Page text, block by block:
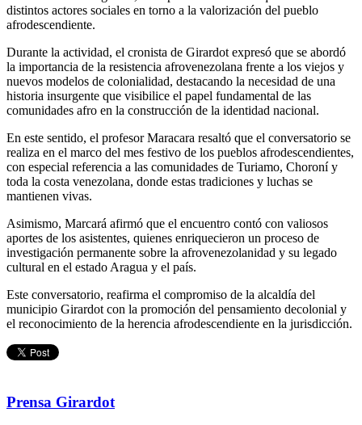
distintos actores sociales en torno a la valorización del pueblo
afrodescendiente.
Durante la actividad, el cronista de Girardot expresó que se abordó
la importancia de la resistencia afrovenezolana frente a los viejos y
nuevos modelos de colonialidad, destacando la necesidad de una
historia insurgente que visibilice el papel fundamental de las
comunidades afro en la construcción de la identidad nacional.
En este sentido, el profesor Maracara resaltó que el conversatorio se
realiza en el marco del mes festivo de los pueblos afrodescendientes,
con especial referencia a las comunidades de Turiamo, Choroní y
toda la costa venezolana, donde estas tradiciones y luchas se
mantienen vivas.
Asimismo, Marcará afirmó que el encuentro contó con valiosos
aportes de los asistentes, quienes enriquecieron un proceso de
investigación permanente sobre la afrovenezolanidad y su legado
cultural en el estado Aragua y el país.
Este conversatorio, reafirma el compromiso de la alcaldía del
municipio Girardot con la promoción del pensamiento decolonial y
el reconocimiento de la herencia afrodescendiente en la jurisdicción.
Prensa Girardot